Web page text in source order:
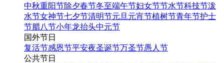
中秋重阳节除夕春节冬至端午节妇女节节水节科技节泼
水节女神节七夕节清明节元旦 元宵节植树节青年节护士
节腊八节小年龙抬头中元节
国外节日
复活节感恩节平安夜圣诞节万圣节愚人节
公共节日